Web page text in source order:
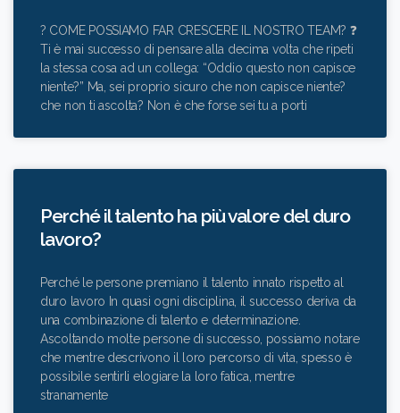
? COME POSSIAMO FAR CRESCERE IL NOSTRO TEAM? ❓
Ti è mai successo di pensare alla decima volta che ripeti
la stessa cosa ad un collega: “Oddio questo non capisce
niente?” Ma, sei proprio sicuro che non capisce niente?
che non ti ascolta? Non è che forse sei tu a porti
Perché il talento ha più valore del duro
lavoro?
Perché le persone premiano il talento innato rispetto al
duro lavoro In quasi ogni disciplina, il successo deriva da
una combinazione di talento e determinazione.
Ascoltando molte persone di successo, possiamo notare
che mentre descrivono il loro percorso di vita, spesso è
possibile sentirli elogiare la loro fatica, mentre
stranamente